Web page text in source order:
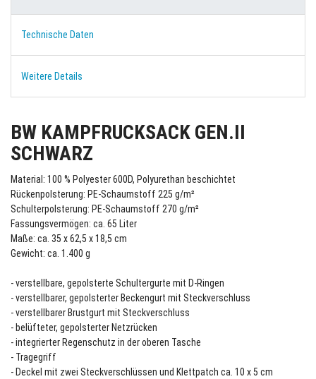
Technische Daten
Weitere Details
BW KAMPFRUCKSACK GEN.II
SCHWARZ
Material: 100 % Polyester 600D, Polyurethan beschichtet
Rückenpolsterung: PE-Schaumstoff 225 g/m²
Schulterpolsterung: PE-Schaumstoff 270 g/m²
Fassungsvermögen: ca. 65 Liter
Maße: ca. 35 x 62,5 x 18,5 cm
Gewicht: ca. 1.400 g
- verstellbare, gepolsterte Schultergurte mit D-Ringen
- verstellbarer, gepolsterter Beckengurt mit Steckverschluss
- verstellbarer Brustgurt mit Steckverschluss
- belüfteter, gepolsterter Netzrücken
- integrierter Regenschutz in der oberen Tasche
- Tragegriff
- Deckel mit zwei Steckverschlüssen und Klettpatch ca. 10 x 5 cm